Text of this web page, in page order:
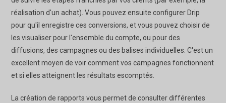
réalisation d'un achat). Vous pouvez ensuite configurer Drip
pour qu'il enregistre ces conversions, et vous pouvez choisir de
les visualiser pour l'ensemble du compte, ou pour des
diffusions, des campagnes ou des balises individuelles. C'est un
excellent moyen de voir comment vos campagnes fonctionnent
et si elles atteignent les résultats escomptés.
La création de rapports vous permet de consulter différentes